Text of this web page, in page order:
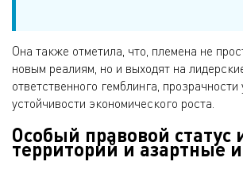
Она также отметила, что, племена не
новым реалиям, но и выходят на
ответственного гемблинга, прозрачности
устойчивости экономического роста.
Особый правовой статус
территорий и азартные